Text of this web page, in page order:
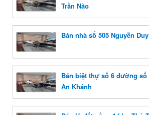
Trần Não
Bán nhà số 505 Nguyễn
Bán biệt thự số 6 đường số
An Khánh